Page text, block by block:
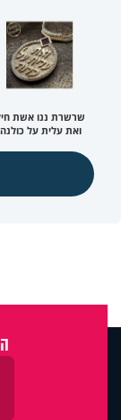
שרשרת ננו אשת
ואת עלית על כולנה